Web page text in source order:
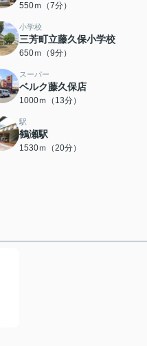
550ｍ（7分）
小学校
三芳町立藤久保小学校
650ｍ（9分）
スーパー
ベルク藤久保店
1000ｍ（13分）
駅
鶴瀬駅
1530ｍ（20分）